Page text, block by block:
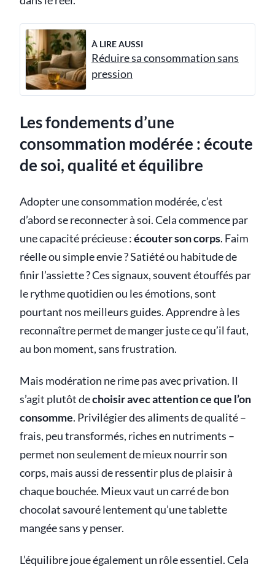
À LIRE AUSSI
Réduire sa consommation sans
pression
Les fondements d’une
consommation modérée : écoute
de soi, qualité et équilibre
Adopter une consommation modérée, c’est
d’abord se reconnecter à soi. Cela commence par
une capacité précieuse :écouter son corps. Faim
réelle ou simple envie ? Satiété ou habitude de
finir l’assiette ? Ces signaux, souvent étouffés par
le rythme quotidien ou les émotions, sont
pourtant nos meilleurs guides. Apprendre à les
reconnaître permet de manger juste ce qu’il faut,
au bon moment, sans frustration.
Mais modération ne rime pas avec privation. Il
s’agit plutôt dechoisir avec attention ce que l’on
consomme. Privilégier des aliments de qualité –
frais, peu transformés, riches en nutriments –
permet non seulement de mieux nourrir son
corps, mais aussi de ressentir plus de plaisir à
chaque bouchée. Mieux vaut un carré de bon
chocolat savouré lentement qu’une tablette
mangée sans y penser.
L’équilibre joue également un rôle essentiel. Cela